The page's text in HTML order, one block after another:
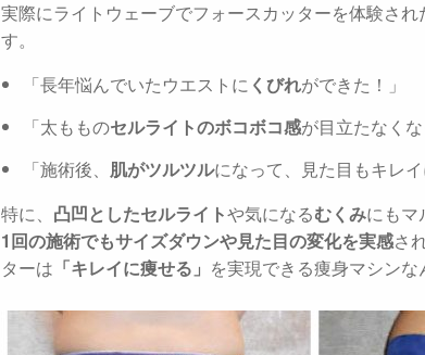
実際にライトウェーブでフォースカッターを体験さ
す。
「長年悩んでいたウエストに くびれができた！」
「太もものセルライトのボコボコ感が目立たなくな
「施術後、 肌がツルツルになって、見た目もキレイ
特に、 凸凹としたセルライトや気になるむくみにもマ
1回の施術でもサイズダウンや見た目の変化を実感さ
ターは 「キレイに痩せる」 を実現できる痩身マシンな